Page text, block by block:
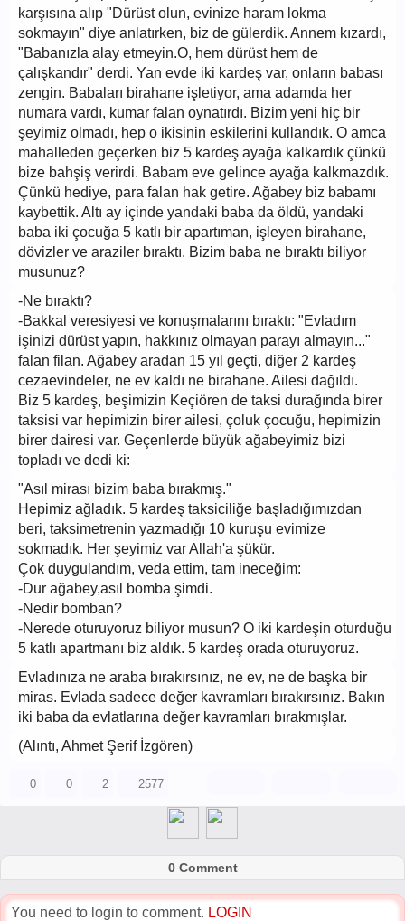
karşısına alıp "Dürüst olun, evinize haram lokma
sokmayın" diye anlatırken, biz de gülerdik. Annem kızardı,
"Babanızla alay etmeyin.O, hem dürüst hem de
çalışkandır" derdi. Yan evde iki kardeş var, onların babası
zengin. Babaları birahane işletiyor, ama adamda her
numara vardı, kumar falan oynatırdı. Bizim yeni hiç bir
şeyimiz olmadı, hep o ikisinin eskilerini kullandık. O amca
mahalleden geçerken biz 5 kardeş ayağa kalkardık çünkü
bize bahşiş verirdi. Babam eve gelince ayağa kalkmazdık.
Çünkü hediye, para falan hak getire. Ağabey biz babamı
kaybettik. Altı ay içinde yandaki baba da öldü, yandaki
baba iki çocuğa 5 katlı bir apartıman, işleyen birahane,
dövizler ve araziler bıraktı. Bizim baba ne bıraktı biliyor
musunuz?
-Ne bıraktı?
-Bakkal veresiyesi ve konuşmalarını bıraktı: "Evladım
işinizi dürüst yapın, hakkınız olmayan parayı almayın..."
falan filan. Ağabey aradan 15 yıl geçti, diğer 2 kardeş
cezaevindeler, ne ev kaldı ne birahane. Ailesi dağıldı.
Biz 5 kardeş, beşimizin Keçiören de taksi durağında birer
taksisi var hepimizin birer ailesi, çoluk çocuğu, hepimizin
birer dairesi var. Geçenlerde büyük ağabeyimiz bizi
topladı ve dedi ki:
"Asıl mirası bizim baba bırakmış."
Hepimiz ağladık. 5 kardeş taksiciliğe başladığımızdan
beri, taksimetrenin yazmadığı 10 kuruşu evimize
sokmadık. Her şeyimiz var Allah'a şükür.
Çok duygulandım, veda ettim, tam ineceğim:
-Dur ağabey,asıl bomba şimdi.
-Nedir bomban?
-Nerede oturuyoruz biliyor musun? O iki kardeşin oturduğu
5 katlı apartmanı biz aldık. 5 kardeş orada oturuyoruz.
Evladınıza ne araba bırakırsınız, ne ev, ne de başka bir
miras. Evlada sadece değer kavramları bırakırsınız. Bakın
iki baba da evlatlarına değer kavramları bırakmışlar.
(Alıntı, Ahmet Şerif İzgören)
0 0 2 2577
0 Comment
You need to login to comment. LOGIN